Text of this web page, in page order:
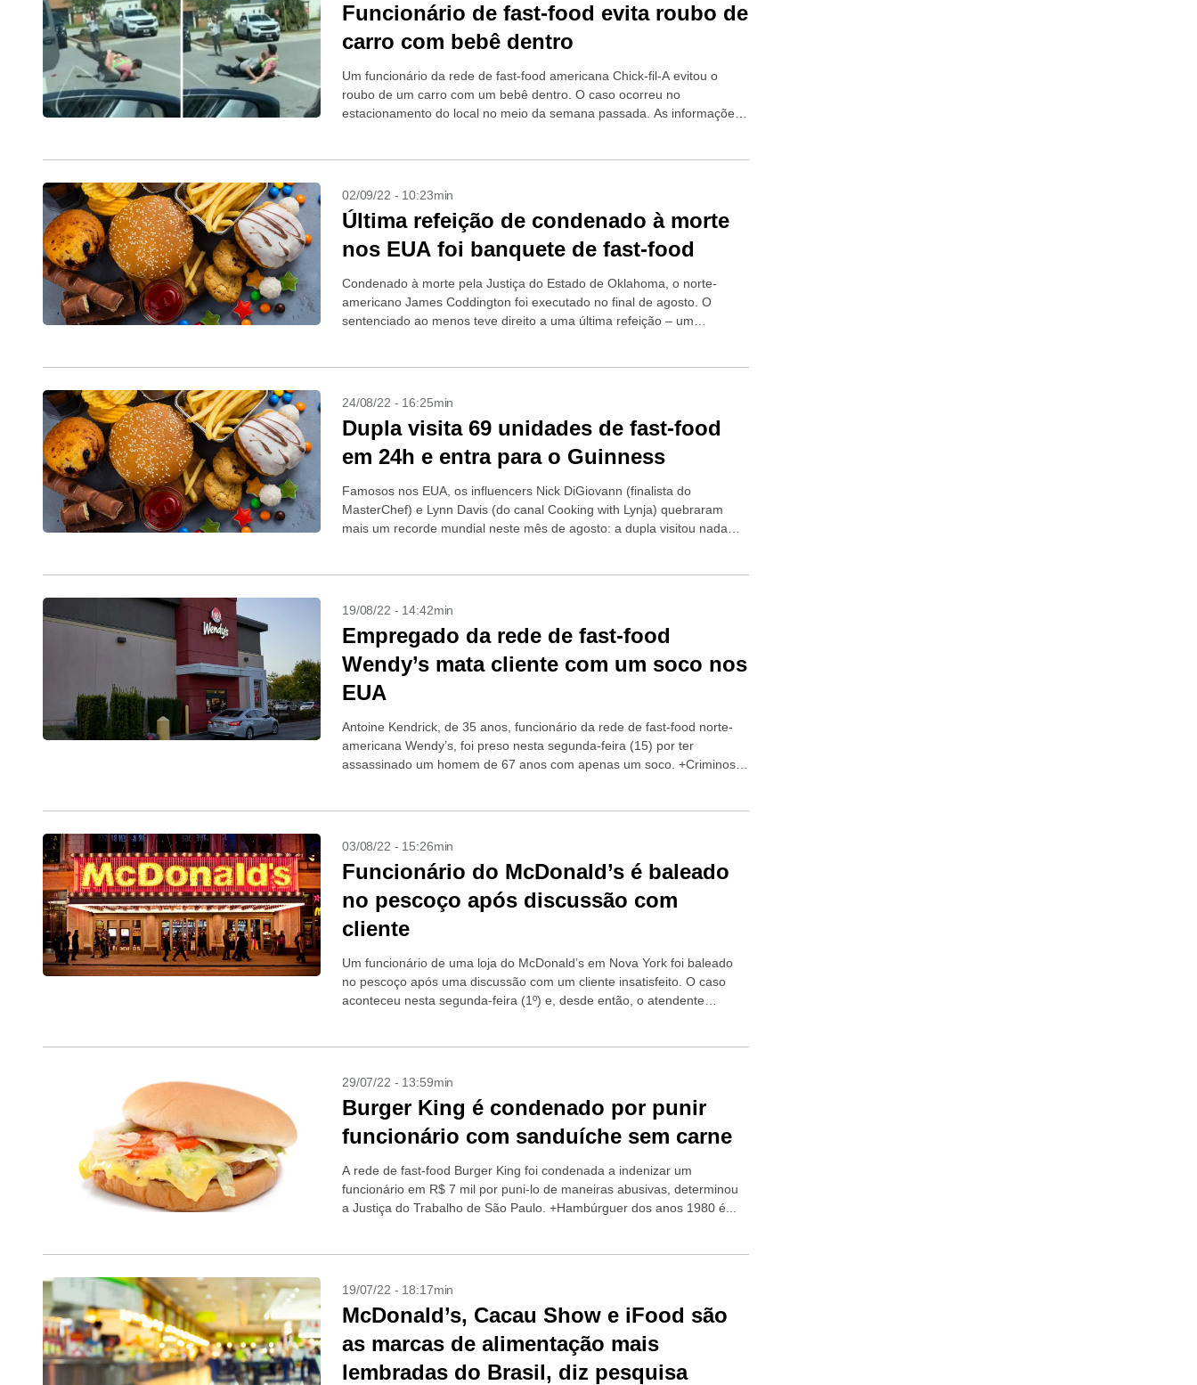
Funcionário de fast-food evita roubo de
carro com bebê dentro
Um funcionário da rede de fast-food americana Chick-fil-A evitou o
roubo de um carro com um bebê dentro. O caso ocorreu no
estacionamento do local no meio da semana passada. As informações
02/09/22 - 10:23min
Última refeição de condenado à morte
nos EUA foi banquete de fast-food
Condenado à morte pela Justiça do Estado de Oklahoma, o norte-
americano James Coddington foi executado no final de agosto. O
sentenciado ao menos teve direito a uma última refeição – um
24/08/22 - 16:25min
Dupla visita 69 unidades de fast-food
em 24h e entra para o Guinness
Famosos nos EUA, os influencers Nick DiGiovann (finalista do
MasterChef) e Lynn Davis (do canal Cooking with Lynja) quebraram
mais um recorde mundial neste mês de agosto: a dupla visitou nada
19/08/22 - 14:42min
Empregado da rede de fast-food
Wendy’s mata cliente com um soco nos
EUA
Antoine Kendrick, de 35 anos, funcionário da rede de fast-food norte-
americana Wendy’s, foi preso nesta segunda-feira (15) por ter
assassinado um homem de 67 anos com apenas um soco. +Criminoso
03/08/22 - 15:26min
Funcionário do McDonald’s é baleado
no pescoço após discussão com
cliente
Um funcionário de uma loja do McDonald’s em Nova York foi baleado
no pescoço após uma discussão com um cliente insatisfeito. O caso
aconteceu nesta segunda-feira (1º) e, desde então, o atendente
29/07/22 - 13:59min
Burger King é condenado por punir
funcionário com sanduíche sem carne
A rede de fast-food Burger King foi condenada a indenizar um
funcionário em R$ 7 mil por puni-lo de maneiras abusivas, determinou
a Justiça do Trabalho de São Paulo. +Hambúrguer dos anos 1980 é...
19/07/22 - 18:17min
McDonald’s, Cacau Show e iFood são
as marcas de alimentação mais
lembradas do Brasil, diz pesquisa